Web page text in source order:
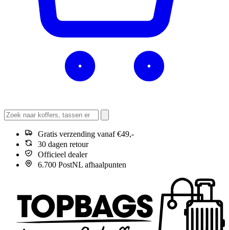
Gratis verzending vanaf €49,-
30 dagen retour
Officieel dealer
6.700 PostNL afhaalpunten